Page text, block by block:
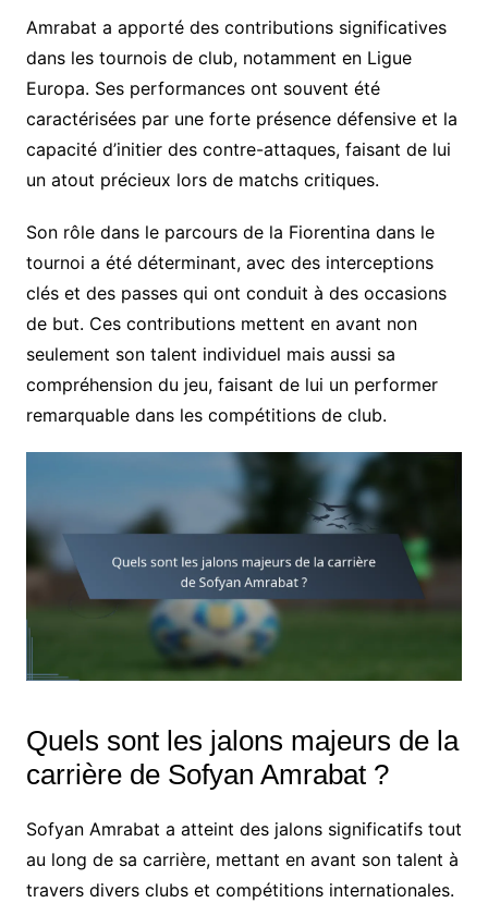
Amrabat a apporté des contributions significatives
dans les tournois de club, notamment en Ligue
Europa. Ses performances ont souvent été
caractérisées par une forte présence défensive et la
capacité d’initier des contre-attaques, faisant de lui
un atout précieux lors de matchs critiques.
Son rôle dans le parcours de la Fiorentina dans le
tournoi a été déterminant, avec des interceptions
clés et des passes qui ont conduit à des occasions
de but. Ces contributions mettent en avant non
seulement son talent individuel mais aussi sa
compréhension du jeu, faisant de lui un performer
remarquable dans les compétitions de club.
Quels sont les jalons majeurs de la
carrière de Sofyan Amrabat ?
Sofyan Amrabat a atteint des jalons significatifs tout
au long de sa carrière, mettant en avant son talent à
travers divers clubs et compétitions internationales.